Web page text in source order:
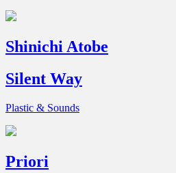
Shinichi Atobe
Silent Way
Plastic & Sounds
Priori